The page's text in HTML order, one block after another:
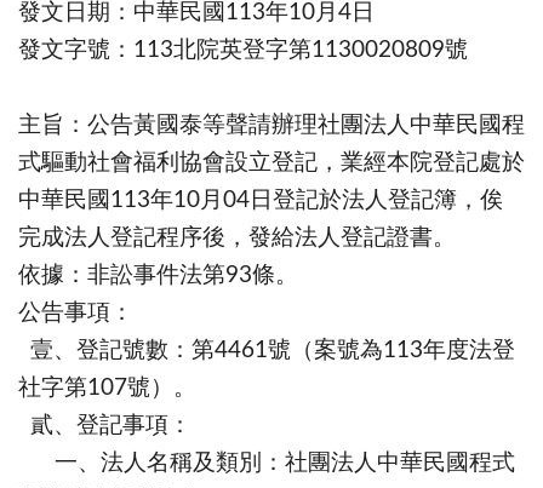
發文日期 ： 中華民國113年10月4日
發文字號 ：113北院英登字第1130020809號
主旨 ：公告黃國泰等聲請辦理社團法人中華民國程
式驅動社會福利協會設立登記，業經本院登記處於
中華民國113年10月04日登記於法人登記簿，俟
完成法人登記程序後，發給法人登記證書。
依據：非訟事件法第93條。
公告事項：
壹、登記號數：第4461號（案號為113年度法登
社字第107號）。
貳、登記事項：
一、法人名稱及類別：社團法人中華民國程式